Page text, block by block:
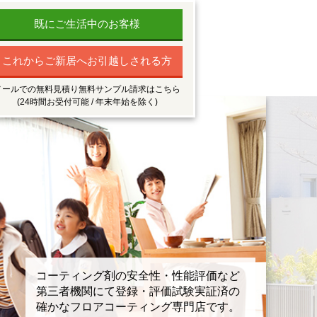
既にご生活中のお客様
これからご新居へお引越しされる方
ールでの無料見積り無料サンプル請求はこちら
(24時間お受付可能 / 年末年始を除く)
コーティング剤の安全性・性能評価など
第三者機関にて登録・評価試験実証済の
確かなフロアコーティング専門店です。